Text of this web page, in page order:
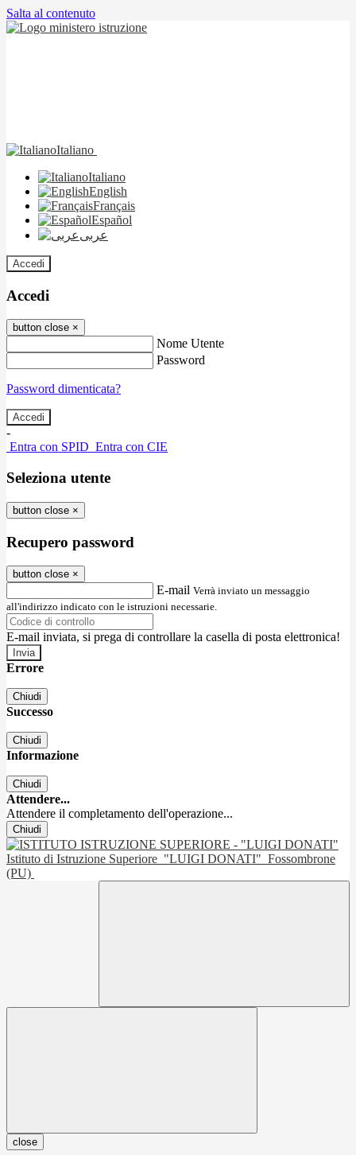
Salta al contenuto
Italiano
Italiano
English
Français
Español
عربى
Accedi
Accedi
button close ×
Nome Utente
Password
Password dimenticata?
-
Entra con SPID Entra con CIE
Seleziona utente
button close ×
Recupero password
button close ×
E-mail Verrà inviato un messaggio
all'indirizzo indicato con le istruzioni necessarie.
E-mail inviata, si prega di controllare la casella di posta elettronica!
Errore
Chiudi
Successo
Chiudi
Informazione
Chiudi
Attendere...
Attendere il completamento dell'operazione...
Chiudi
Istituto di Istruzione Superiore "LUIGI DONATI" Fossombrone
(PU)
close